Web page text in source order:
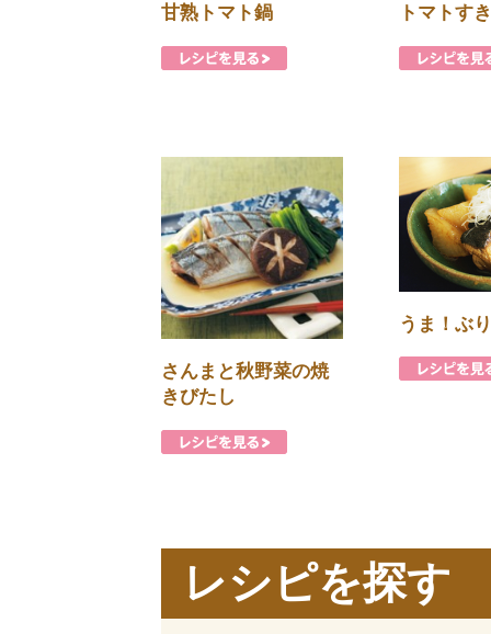
甘熟トマト鍋 トマトす
さんまと秋野菜の焼
きびたし
うま！ぶ
レシピを探す